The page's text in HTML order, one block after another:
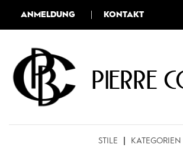
ANMELDUNG KONTAKT
Pierre
STILE KATEGORIEN